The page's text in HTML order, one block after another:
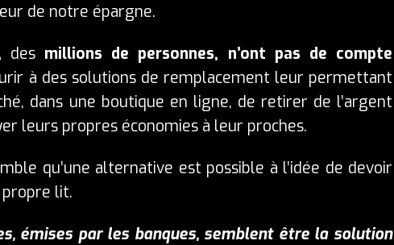
de notre épargne.
des millions de personnes, n’ont pas de compte
à des solutions de remplacement leur permettant
dans une boutique en ligne, de retirer de l’argent
leurs propres économies à leur proches.
qu’une alternative est possible à l’idée de devoir
lit.
émises par les banques, semblent être la solution